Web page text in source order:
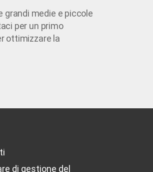
grandi medie e piccole
per un primo
ottimizzare la
di gestione del